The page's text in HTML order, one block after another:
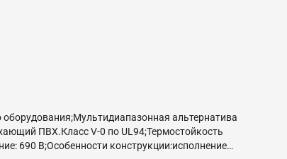
альтернатива
ПВХ.Класс V-0 по UL94;Термостойкость
690 В;Особенности конструкции:исполнение